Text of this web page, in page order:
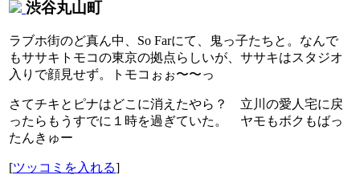
渋谷丸山町
ラブホ街のど真ん中、So Farにて、鬼っ子たちと。なんで
もササキトモコの東京の拠点らしいが、ササキはスタジオ
入りで顔見せず。トモコぉぉ〜〜っ
さてチキとピナはどこに消えたやら？ 立川の愛人宅に戻
ったらもうすでに１時を過ぎていた。 ヤモもボクもばっ
たんきゅー
[ツッコミを入れる]